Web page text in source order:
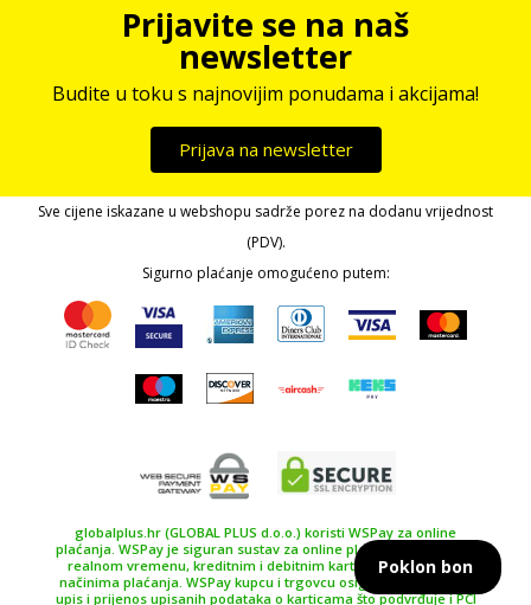
Prijavite se na naš
newsletter
Budite u toku s najnovijim ponudama i akcijama!
Prijava na newsletter
Sve cijene iskazane u webshopu sadrže porez na dodanu vrijednost
(PDV).
Sigurno plaćanje omogućeno putem:
globalplus.hr (GLOBAL PLUS d.o.o.) koristi WSPay za online
plaćanja. WSPay je siguran sustav za online plaćanje, plaćanje u
realnom vremenu, kreditnim i debitnim karticama te drugim
načinima plaćanja. WSPay kupcu i trgovcu osiguravaju siguran
upis i prijenos upisanih podataka o karticama što podvrđuje i PCI
Poklon bon